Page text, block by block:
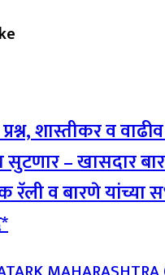
शास्तीकर व
– खासदार
रॅली व बारणे यांच्या